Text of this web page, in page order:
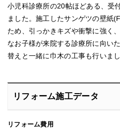
小児科診療所の20帖ほどある、受
ました。施工したサンゲツの壁紙
ため、引っかきキズや衝撃に強く
なお子様が来院する診療所に向い
替えと一緒に巾木の工事も行いまし
リフォーム施工データ
リフォーム費用